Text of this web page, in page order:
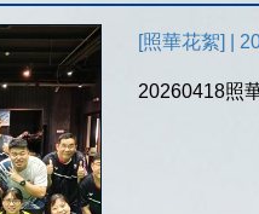
[照華花絮] |
20260418照